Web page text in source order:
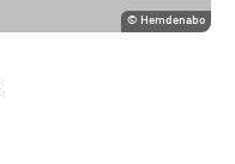
© Hemdenabo